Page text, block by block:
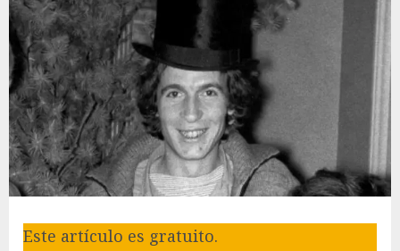
Este artículo es gratuito.